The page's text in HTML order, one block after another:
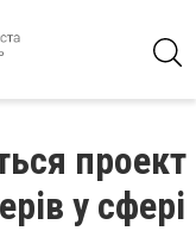
проект
у сфері